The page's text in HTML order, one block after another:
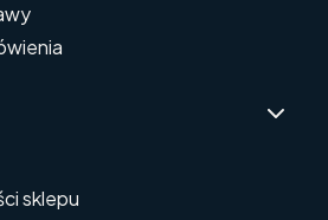
sklepu